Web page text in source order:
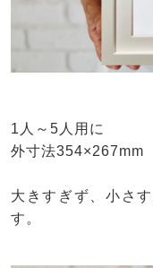
1人～5人用に
外寸法354×267mm
大きすぎず、小さ
す。